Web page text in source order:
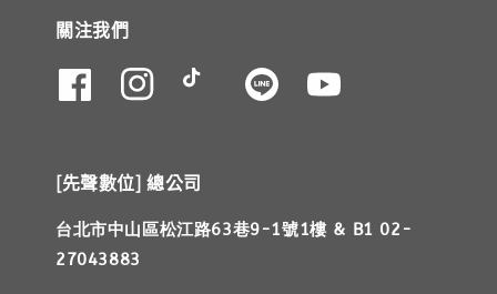
關注我們
[先聲數位] 總公司
台北市中山區松江路63巷9-1號1樓 & B1 02-
27043883